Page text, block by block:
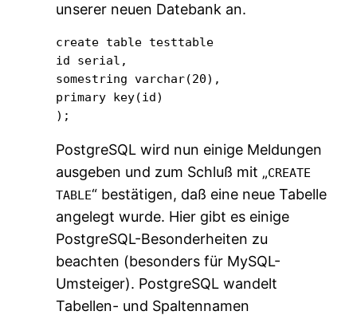
unserer neuen Datebank an.
create table testtable
id serial,
somestring varchar(20),
primary key(id)
);
PostgreSQL wird nun einige Meldungen
ausgeben und zum Schluß mit „CREATE
TABLE“ bestätigen, daß eine neue Tabelle
angelegt wurde. Hier gibt es einige
PostgreSQL-Besonderheiten zu
beachten (besonders für MySQL-
Umsteiger). PostgreSQL wandelt
Tabellen- und Spaltennamen